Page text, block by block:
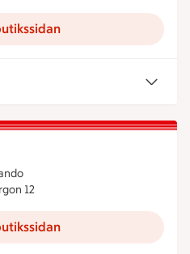
stängt idag, öppnar imorgon
12